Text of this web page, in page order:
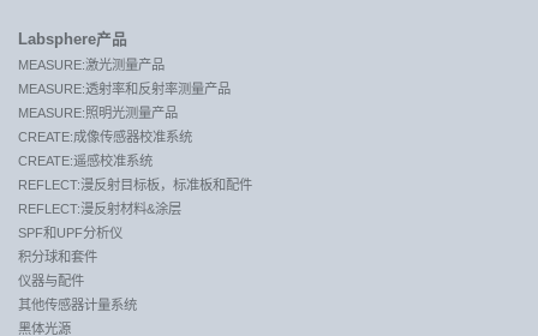
Labsphere产品
MEASURE:激光测量产品
MEASURE:透射率和反射率测量产品
MEASURE:照明光测量产品
CREATE:成像传感器校准系统
CREATE:遥感校准系统
REFLECT:漫反射目标板，标准板和配件
REFLECT:漫反射材料&涂层
SPF和UPF分析仪
积分球和套件
仪器与配件
其他传感器计量系统
黑体光源